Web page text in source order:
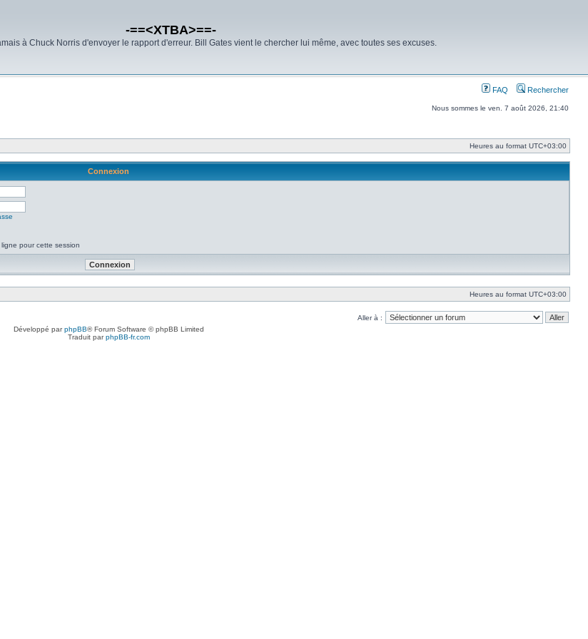
-==<XTBA>==-
à Chuck Norris d'envoyer le rapport d'erreur. Bill Gates vient le chercher lui même, avec toutes ses excuses.
FAQ Rechercher
Nous sommes le ven. 7 août 2026, 21:40
Heures au format UTC+03:00
Connexion
pour cette session
Heures au format UTC+03:00
Aller à :
Développé parphpBB® Forum Software © phpBB Limited
Traduit parphpBB-fr.com